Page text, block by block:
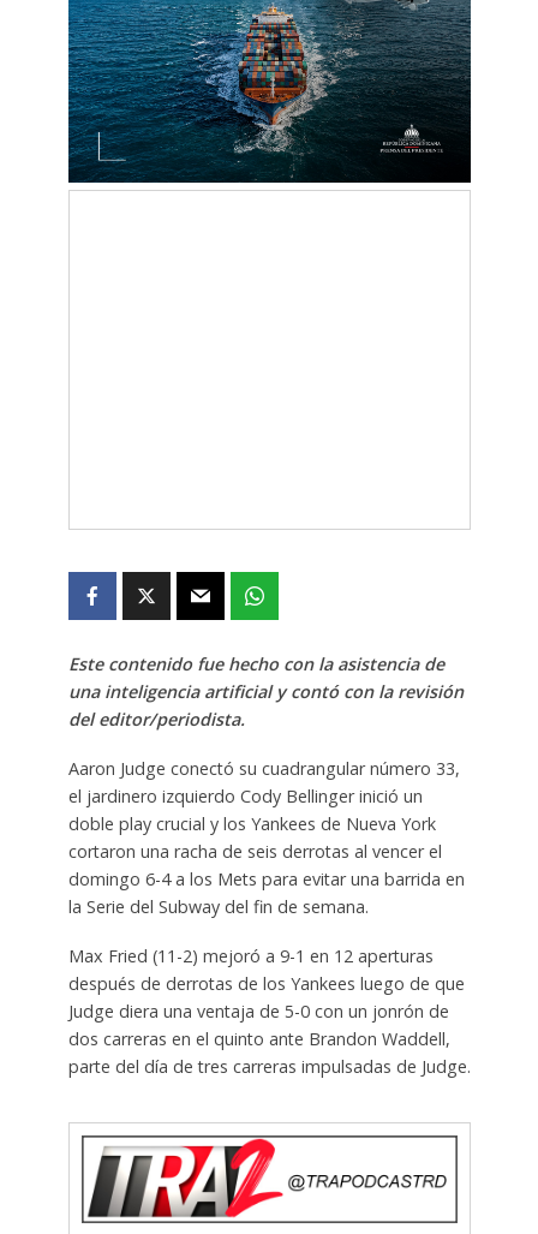
Este contenido fue hecho con la asistencia de
una inteligencia artificial y contó con la revisión
del editor/periodista.
Aaron Judge conectó su cuadrangular número 33,
el jardinero izquierdo Cody Bellinger inició un
doble play crucial y los Yankees de Nueva York
cortaron una racha de seis derrotas al vencer el
domingo 6-4 a los Mets para evitar una barrida en
la Serie del Subway del fin de semana.
Max Fried (11-2) mejoró a 9-1 en 12 aperturas
después de derrotas de los Yankees luego de que
Judge diera una ventaja de 5-0 con un jonrón de
dos carreras en el quinto ante Brandon Waddell,
parte del día de tres carreras impulsadas de Judge.